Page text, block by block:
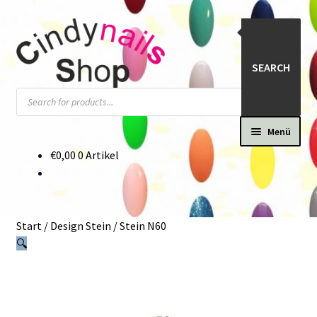
Navigation
springen
Inhalt
springen
Products
search
SEARCH
Menü
Kasse
€0,000 Artikel
Start / Design Stein /Stein N60
🔍